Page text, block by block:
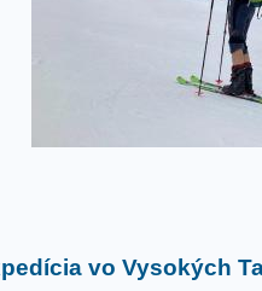
vo Vysokých